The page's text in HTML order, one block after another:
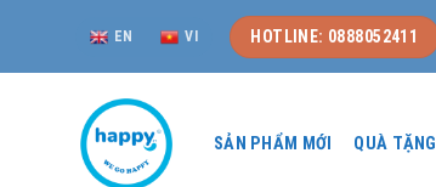
content
EN VI HOTLINE: 0888052411
SẢN PHẨM MỚI QUÀ TẶNG